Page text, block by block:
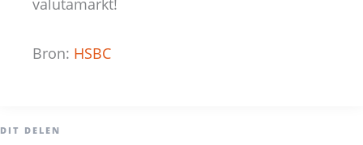
valutamarkt!
Bron: HSBC